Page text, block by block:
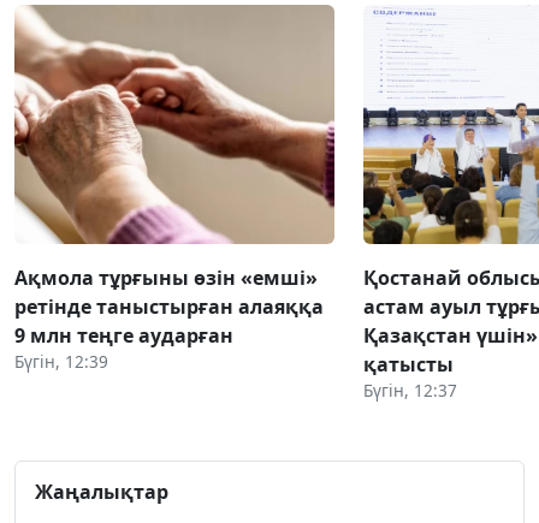
Ақмола тұрғыны өзін «емші»
ретінде таныстырған алаяққа
9 млн теңге аударған
Бүгін, 12:39
Қостанай
астам ауыл
Қазақстан
қатысты
Бүгін, 12:37
Жаңалықтар